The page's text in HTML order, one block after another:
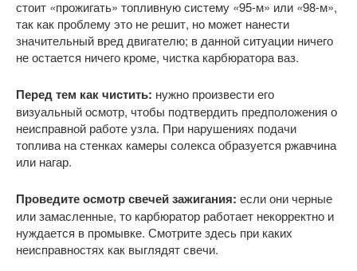
стоит «прожигать» топливную систему «95-м» или «98-м»,
так как проблему это не решит, но может нанести
значительный вред двигателю; в данной ситуации ничего
не остается ничего кроме, чистка карбюратора ваз.
Перед тем как чистить: нужно произвести его
визуальный осмотр, чтобы подтвердить предположения о
неисправной работе узла. При нарушениях подачи
топлива на стенках камеры солекса образуется ржавчина
или нагар.
Проведите осмотр свечей зажигания: если они черные
или замасленные, то карбюратор работает некорректно и
нуждается в промывке. Смотрите здесь при каких
неисправностях как выглядят свечи.